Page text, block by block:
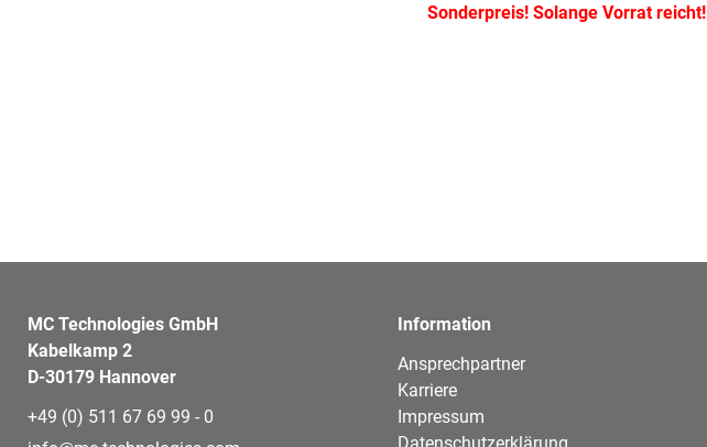
Sonderpreis! Solange Vorrat reicht!
MC Technologies GmbH
Kabelkamp 2
D-30179 Hannover
+49 (0) 511 67 69 99 - 0
Information
Ansprechpartner
Karriere
Impressum
Datenschutzerklärung